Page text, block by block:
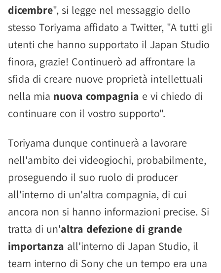
dicembre", si legge nel messaggio dello
stesso Toriyama affidato a Twitter, "A tutti gli
utenti che hanno supportato il Japan Studio
finora, grazie! Continuerò ad affrontare la
sfida di creare nuove proprietà intellettuali
nella mia nuova compagnia e vi chiedo di
continuare con il vostro supporto".
Toriyama dunque continuerà a lavorare
nell'ambito dei videogiochi, probabilmente,
proseguendo il suo ruolo di producer
all'interno di un'altra compagnia, di cui
ancora non si hanno informazioni precise. Si
tratta di un'altra defezione di grande
importanza all'interno di Japan Studio, il
team interno di Sony che un tempo era una